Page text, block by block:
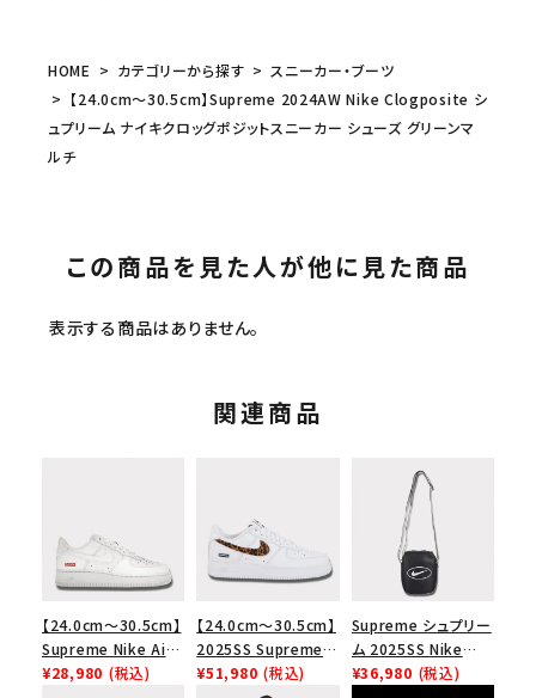
HOME カテゴリーから探す
スニーカー・ブーツ
【24.0cm～30.5cm】Supreme 2024AW Nike Clogposite シ
ュプリーム ナイキクロッグポジットスニーカー シューズ グリーンマ
ルチ
この商品を見た人が他に見た商品
表示する商品はありません。
関連商品
【24.0cm～30.5cm】
Supreme Nike Air
Force 1 Low シュプ
¥28,980 (税込)
【24.0cm～30.5cm】
2025SS Supreme
GOODENOUGH
¥51,980 (税込)
Supreme シュプリー
ム 2025SS Nike
Leather Shoulder
¥36,980 (税込)